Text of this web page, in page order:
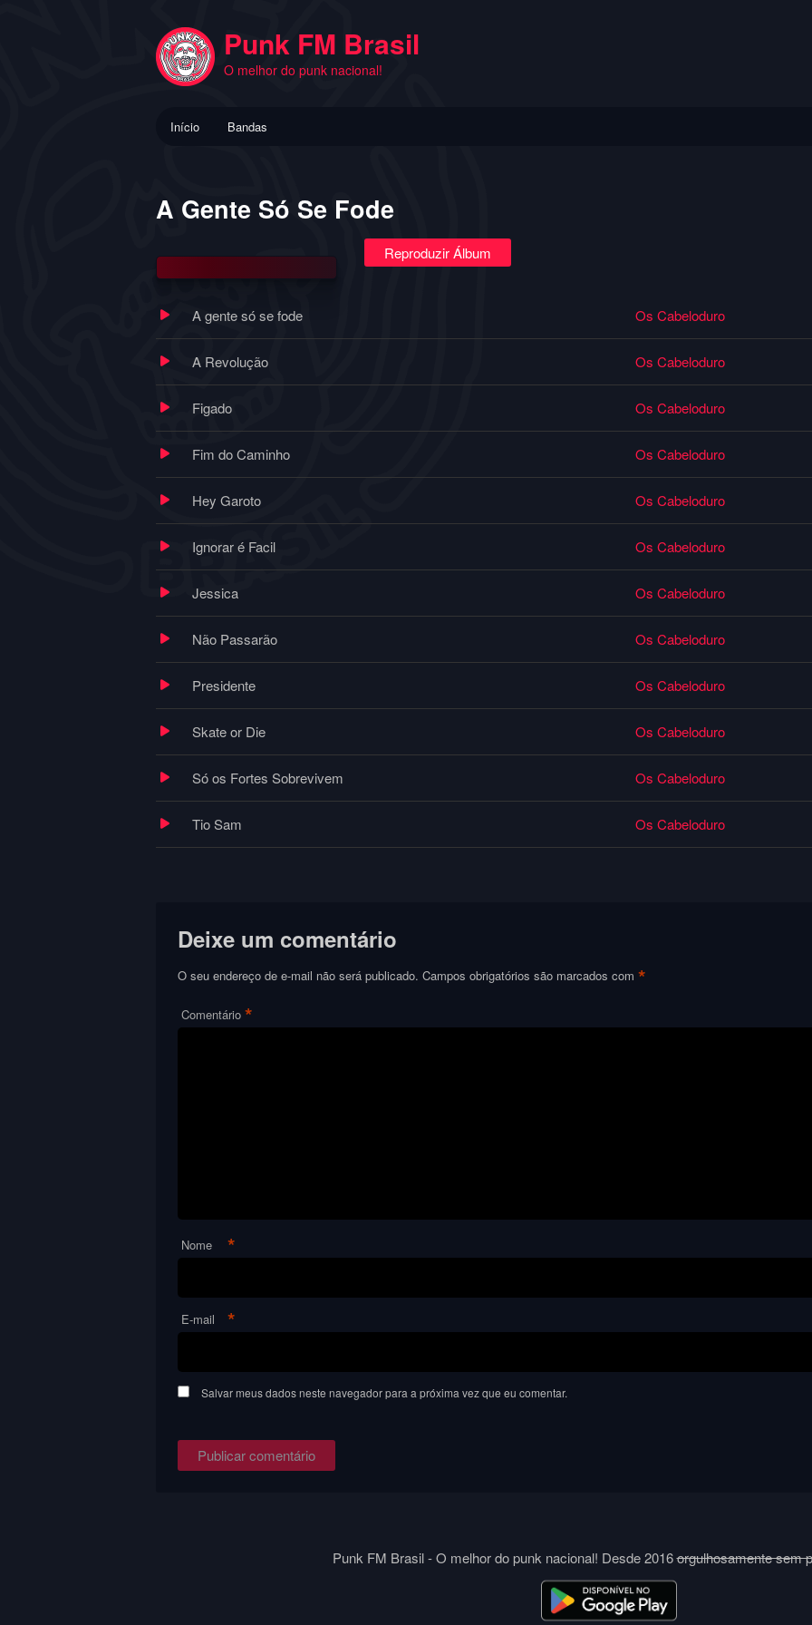
Punk FM Brasil
O melhor do punk nacional!
Início Bandas
A Gente Só Se Fode
Reproduzir Álbum
A gente só se fode Os Cabeloduro
A Revolução Os Cabeloduro
Figado Os Cabeloduro
Fim do Caminho Os Cabeloduro
Hey Garoto Os Cabeloduro
Ignorar é Facil Os Cabeloduro
Jessica Os Cabeloduro
Não Passarão Os Cabeloduro
Presidente Os Cabeloduro
Skate or Die Os Cabeloduro
Só os Fortes Sobrevivem Os Cabeloduro
Tio Sam Os Cabeloduro
Deixe um comentário
O seu endereço de e-mail não será publicado. Campos obrigatórios são marcados com*
Comentário *
Nome *
E-mail *
Salvar meus dados neste navegador para a próxima vez que eu comentar.
Punk FM Brasil - O melhor do punk nacional! Desde 2016orgulhosamente sem